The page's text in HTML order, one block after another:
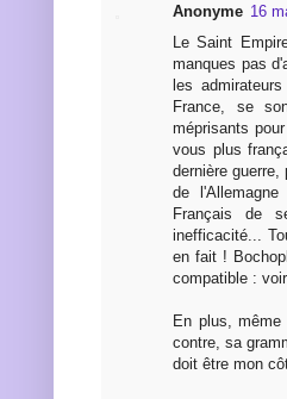
Anonyme 16
Le Saint
manques pas
les
France, se
méprisants
vous plus
dernière
de
Français de
inefficacité...
en fait !
compatible :
En plus,
contre, sa
doit être mon